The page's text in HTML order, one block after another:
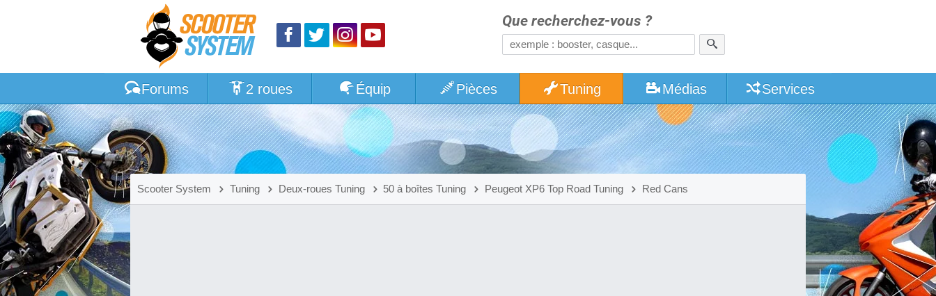
Que recherchez-vous ?
Forums 2 roues Équip Pièces Tuning Médias Services
Scooter System Tuning Deux-roues Tuning 50 à boîtes Tuning Peugeot XP6 Top Road Tuning Red Cans